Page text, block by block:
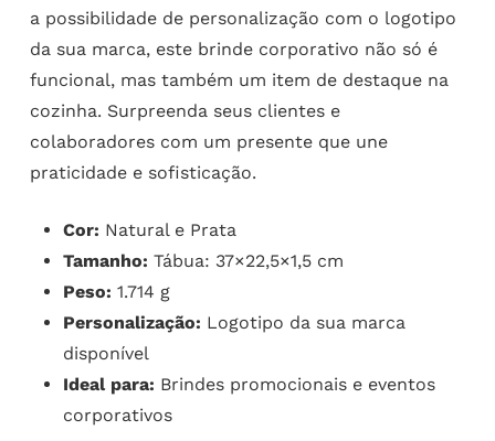
a possibilidade de personalização com o logotipo
da sua marca, este brinde corporativo não só é
funcional, mas também um item de destaque na
cozinha. Surpreenda seus clientes e
colaboradores com um presente que une
praticidade e sofisticação.
Cor: Natural e Prata
Tamanho: Tábua: 37×22,5×1,5 cm
Peso: 1.714 g
Personalização: Logotipo da sua marca
disponível
Ideal para: Brindes promocionais e eventos
corporativos